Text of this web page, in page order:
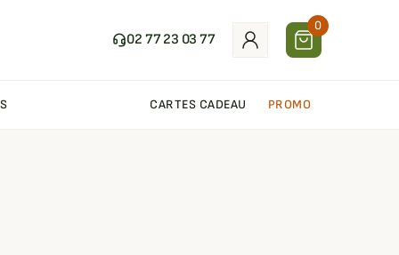
02 77 23 03 77
0
CARTES CADEAU PROMO